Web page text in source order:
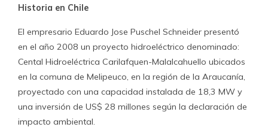
Historia en Chile
El empresario Eduardo Jose Puschel Schneider presentó
en el año 2008 un proyecto hidroeléctrico denominado:
Cental Hidroeléctrica Carilafquen-Malalcahuello ubicados
en la comuna de Melipeuco, en la región de la Araucanía,
proyectado con una capacidad instalada de 18,3 MW y
una inversión de US$ 28 millones según la declaración de
impacto ambiental.